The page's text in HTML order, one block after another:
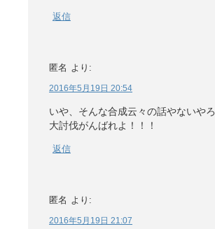
返信
匿名 より:
2016年5月19日 20:54
いや、そんな合成云々の話やないやろ
大討伐がんばれよ！！！
返信
匿名 より:
2016年5月19日 21:07